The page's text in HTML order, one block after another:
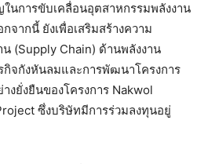
นการขับเคลื่อนอุตสาหกรรมพลังงาน
จากนี้ ยังเพื่อเสริมสร้างความ
(Supply Chain) ด้านพลังงาน
กิจกังหันลมและการพัฒนาโครงการ
งยั่งยืนของโครงการ Nakwol
ซึ่งบริษัทมีการร่วมลงทุนอยู่